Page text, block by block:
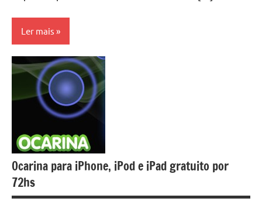
Ler mais
Aplicativos
iPhone
Ocarina para iPhone, iPod e iPad gratuito por
72hs